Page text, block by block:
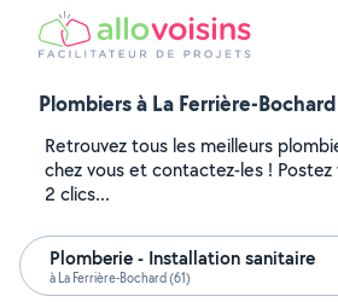
Plombiers à La Ferrière-
Retrouvez tous les meilleurs
chez vous et contactez-les !
2 clics...
Plomberie - Installation sanitaire
à La Ferrière-Bochard (61)